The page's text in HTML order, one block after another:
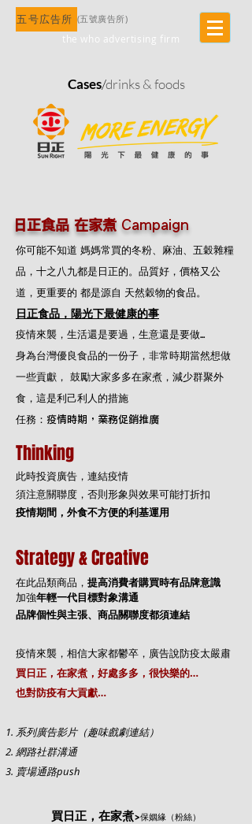
五号広告所 ​(五號廣告所)
the who advertising firm
Cases/drinks & foods
​ 日正食品 在家煮 Campaign
你可能不知道 媽媽常買的冬粉、麻油、五穀雜糧
品，十之八九​都是日正的。品質好，價格又公
道，更重要的 都是源自 天然穀物的食品。
日正食品，陽光下最健康的事
疫情來襲，生活還是要過，生意還是要做...
身為台灣優良食品的一份子，非常時期當然想做
一些貢獻， 鼓勵大家多多在家煮，減少群聚外
食，這是利己利人的措施
任務： 疫情時期，業務促銷推廣
Thinking
此時投資廣告，連結疫情
須注意關聯度，否則形象與效果可能打折扣
疫情期間，外食不方便的利基運用
Strategy & Creative
在此品類商品， 提高消費者購買時有品牌意識
加強年輕一代目標對象溝通
品牌個性與主張、商品關聯度都須連結
疫情來襲，相信大家都鬱卒，廣告說防疫太嚴肅
買日正，在家煮，好處多多，很快樂的…
也對防疫有大貢獻…
系列廣告影片（趣味戲劇連結）
網路社群溝通
​賣場通路push
買日正，在家煮>保姻緣（粉絲）